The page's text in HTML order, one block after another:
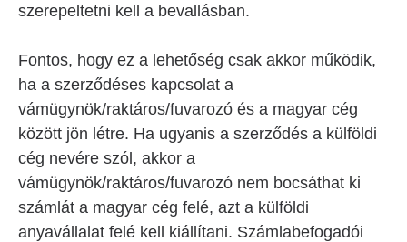
szerepeltetni kell a bevallásban.
Fontos, hogy ez a lehetőség csak akkor működik,
ha a szerződéses kapcsolat a
vámügynök/raktáros/fuvarozó és a magyar cég
között jön létre. Ha ugyanis a szerződés a külföldi
cég nevére szól, akkor a
vámügynök/raktáros/fuvarozó nem bocsáthat ki
számlát a magyar cég felé, azt a külföldi
anyavállalat felé kell kiállítani. Számlabefogadói